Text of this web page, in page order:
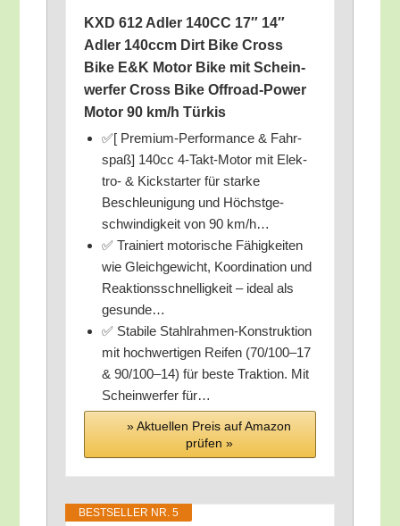
KXD 612 Adler 140CC 17″ 14″
Adler 140ccm Dirt Bike Cross
Bike E&K Motor Bike mit Schein­
wer­fer Cross Bike Off­road-Power
Motor 90 km/​h Türkis
✅[ Pre­mi­um-Per­for­mance & Fahr­
spaß] 140cc 4‑Takt-Motor mit Elek­
tro- & Kick­star­ter für star­ke
Beschleu­ni­gung und Höchst­ge­
schwin­dig­keit von 90 km/​h…
✅ Trai­niert moto­ri­sche Fähig­kei­ten
wie Gleich­ge­wicht, Koor­di­na­ti­on und
Reak­ti­ons­schnel­lig­keit – ide­al als
gesunde…
✅ Sta­bi­le Stahl­rah­men-Kon­struk­ti­on
mit hoch­wer­ti­gen Rei­fen (70/100–17
& 90/100–14) für bes­te Trak­ti­on. Mit
Schein­wer­fer für…
» Aktu­el­len Preis auf Ama­zon
prü­fen »
BEST­SEL­LER NR. 5